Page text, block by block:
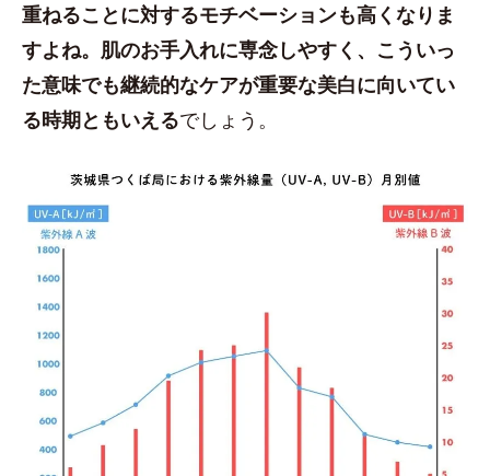
重ねることに対するモチベーションも高くなりま
すよね。肌のお手入れに専念しやすく、こういっ
た意味でも継続的なケアが重要な美白に向いてい
る時期ともいえるでしょう。